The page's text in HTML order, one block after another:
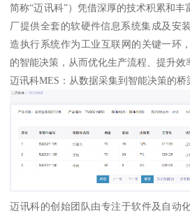
简称“迈讯科”）凭借深厚的技术积累和
厂提供全套的软硬件信息系统集成及安
造执行系统作为工业互联网的关键一环
的智能决策，从而优化生产流程、提升效
迈讯科MES：从数据采集到智能决策的桥
迈讯科的创始团队由专注于软件及自动